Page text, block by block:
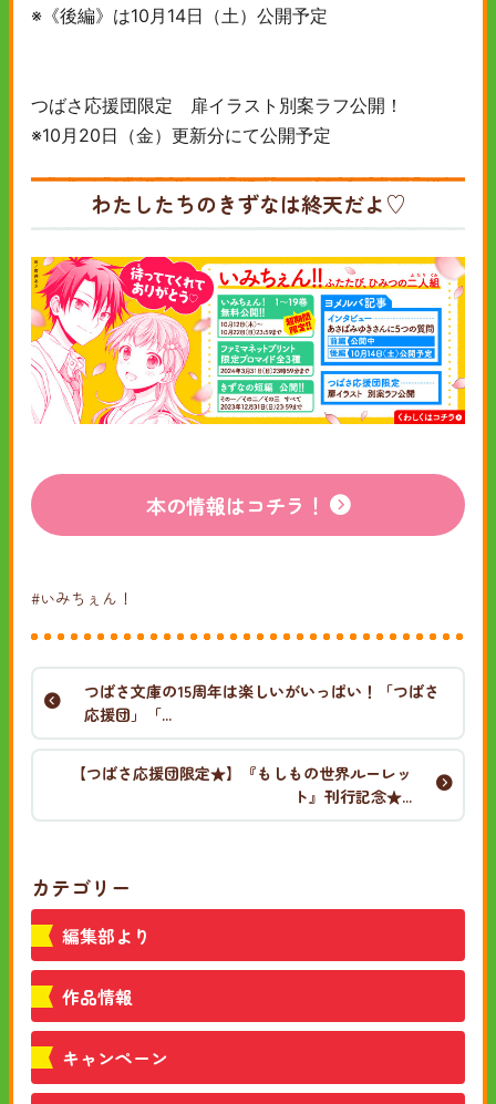
※《後編》は10月14日（土）公開予定
つばさ応援団限定 扉イラスト別案ラフ公開！
※10月20日（金）更新分にて公開予定
わたしたちのきずなは終天だよ♡
本の情報はコチラ！
#いみちぇん！
つばさ文庫の15周年は楽しいがいっぱい！「つばさ
応援団」「...
【つばさ応援団限定★】『もしもの世界ルーレッ
ト』刊行記念★...
カテゴリー
編集部より
作品情報
キャンペーン